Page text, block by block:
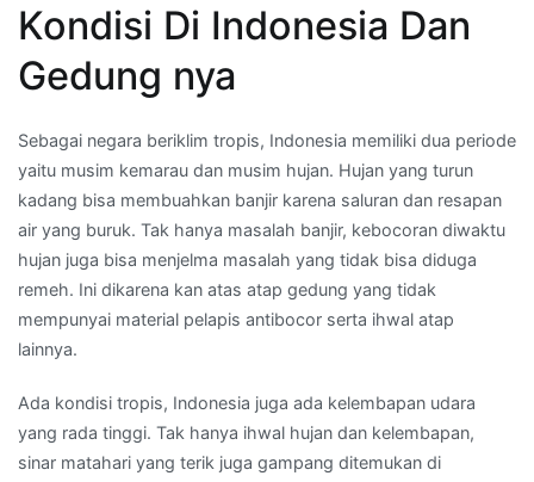
Kondisi Di Indonesia Dan
Gedung nya
Sebagai negara beriklim tropis, Indonesia memiliki dua periode
yaitu musim kemarau dan musim hujan. Hujan yang turun
kadang bisa membuahkan banjir karena saluran dan resapan
air yang buruk. Tak hanya masalah banjir, kebocoran diwaktu
hujan juga bisa menjelma masalah yang tidak bisa diduga
remeh. Ini dikarena kan atas atap gedung yang tidak
mempunyai material pelapis antibocor serta ihwal atap
lainnya.
Ada kondisi tropis, Indonesia juga ada kelembapan udara
yang rada tinggi. Tak hanya ihwal hujan dan kelembapan,
sinar matahari yang terik juga gampang ditemukan di